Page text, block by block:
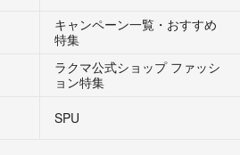
キャンペーン一覧・おすすめ
特集
ラクマ公式ショップ ファッシ
ョン特集
SPU